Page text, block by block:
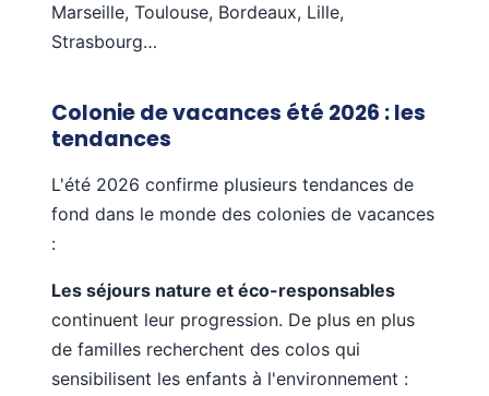
Marseille, Toulouse, Bordeaux, Lille,
Strasbourg…
Colonie de vacances été 2026 : les
tendances
L'été 2026 confirme plusieurs tendances de
fond dans le monde des colonies de vacances
:
Les séjours nature et éco-responsables
continuent leur progression. De plus en plus
de familles recherchent des colos qui
sensibilisent les enfants à l'environnement :